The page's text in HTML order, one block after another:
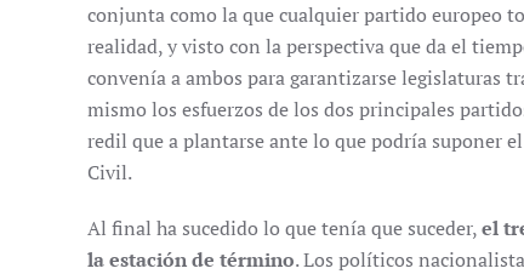
conjunta como la que cualquier partido europeo
realidad, y visto con la perspectiva que da el
convenía a ambos para garantizarse legislaturas
mismo los esfuerzos de los dos principales
redil que a plantarse ante lo que podría suponer
Civil.
Al final ha sucedido lo que tenía que suceder,el
la estación de término. Los políticos